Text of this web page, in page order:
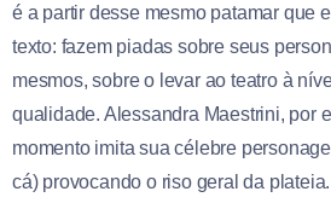
é a partir desse mesmo patamar que
texto: fazem piadas sobre seus
mesmos, sobre o levar ao teatro à
qualidade. Alessandra Maestrini, por
momento imita sua célebre
cá) provocando o riso geral da